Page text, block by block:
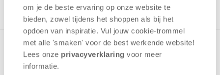
om je de beste ervaring op onze website te
bieden, zowel tijdens het shoppen als bij het
opdoen van inspiratie. Vul jouw cookie-trommel
met alle 'smaken' voor de best werkende website​!
Lees onze privacyverklaring voor meer
informatie.
Puzzels met een leuke kleurrijke afbeelding van 3 beste
vrienden, My Little Ponys, De puzzel is gemaakt van stevig
karton en heeft 100 perfect gesneden stukjes.